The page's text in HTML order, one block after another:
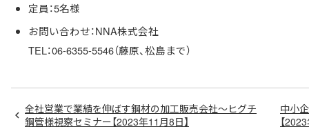
定員：5名様
お問い合わせ：NNA株式会社
TEL：06-6355-5546（藤原、松島まで）
全社営業で業績を伸ばす鋼材の加工販売会社～ヒグチ
鋼管様視察セミナー【2023年11月8日】
中小
【